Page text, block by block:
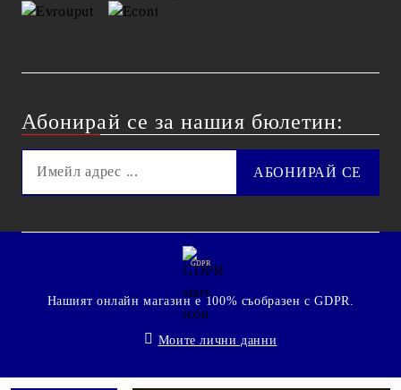
Абонирай се за нашия бюлетин:
GDPR
Нашият онлайн магазин е 100% съобразен с GDPR.
Моите лични данни